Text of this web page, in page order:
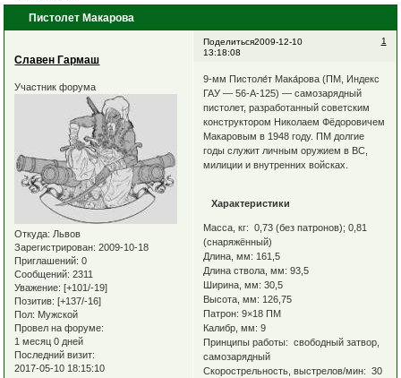
Пистолет Макарова
Поделиться 1
2009-12-10
13:18:08
Славен Гармаш
Участник форума
Откуда: Львов
Зарегистрирован: 2009-10-18
Приглашений: 0
Сообщений: 2311
Уважение: [+101/-19]
Позитив: [+137/-16]
Пол: Мужской
Провел на форуме:
1 месяц 0 дней
Последний визит:
2017-05-10 18:15:10
9-мм Пистоле́т Мака́рова (ПМ, Индекс
ГАУ — 56-А-125) — самозарядный
пистолет, разработанный советским
конструктором Николаем Фёдоровичем
Макаровым в 1948 году. ПМ долгие
годы служит личным оружием в ВС,
милиции и внутренних войсках.
Характеристики
Масса, кг: 0,73 (без патронов); 0,81
(снаряжённый)
Длина, мм: 161,5
Длина ствола, мм: 93,5
Ширина, мм: 30,5
Высота, мм: 126,75
Патрон: 9×18 ПМ
Калибр, мм: 9
Принципы работы: свободный затвор,
самозарядный
Скорострельность, выстрелов/мин: 30